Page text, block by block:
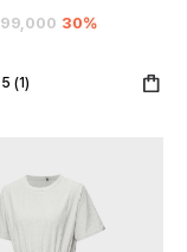
99,000 30%
5 (1)